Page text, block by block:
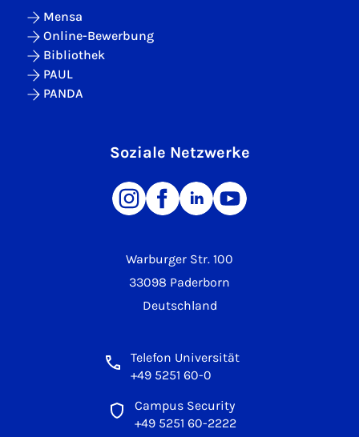
Warburger Str. 100
33098 Paderborn
Deutschland
Telefon Universität
+49 5251 60-0
Campus Security
+49 5251 60-2222
Mensa
Online-Bewerbung
Bibliothek
PAUL
PANDA
Soziale Netzwerke